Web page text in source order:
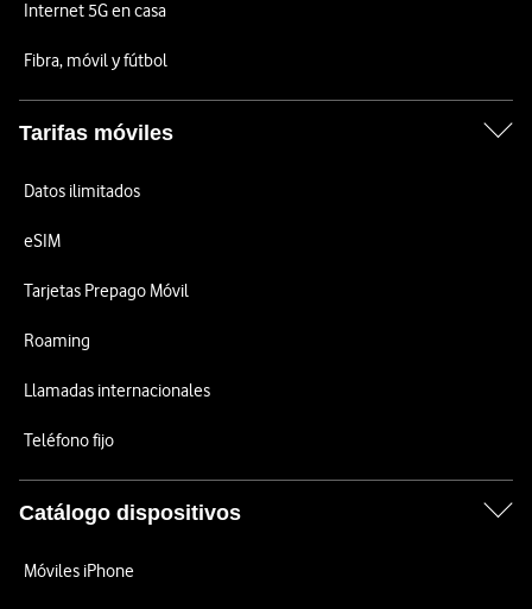
Internet 5G en casa
Fibra, móvil y fútbol
Tarifas móviles
Datos ilimitados
eSIM
Tarjetas Prepago Móvil
Roaming
Llamadas internacionales
Teléfono fijo
Catálogo dispositivos
Móviles iPhone